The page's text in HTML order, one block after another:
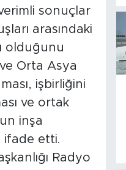
sonuçlar
arasındaki
olduğunu
Orta Asya
işbirliğini
ve ortak
inşa
ifade etti.
Radyo